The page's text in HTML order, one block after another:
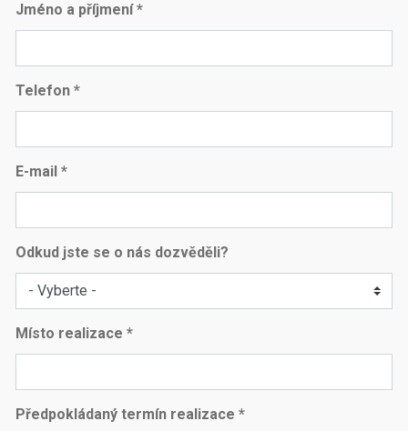
Jméno a příjmení *
Telefon *
E-mail *
Odkud jste se o nás dozvěděli?
Místo realizace *
Předpokládaný termín realizace *